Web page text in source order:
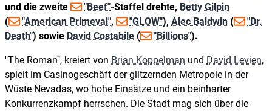
und die zweite
"Beef"-Staffel drehte, Betty Gilpin
(
"American Primeval", "GLOW"), Alec Baldwin (
"Dr.
Death") sowie David Costabile ( "Billions").
"The Roman", kreiert von Brian Koppelman und David Levien,
spielt im Casinogeschäft der glitzernden Metropole in der
Wüste Nevadas, wo hohe Einsätze und ein beinharter
Konkurrenzkampf herrschen. Die Stadt mag sich über die